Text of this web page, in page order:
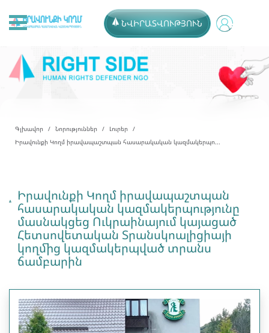
ՆՎԻՐԱՏՎՈՒԹՅՈՒՆ
Գլխավոր Նորություններ
Լուրեր
Իրավունքի Կողմ իրավապաշտպան հասարակական կազմակերպո...
Իրավունքի Կողմ իրավապաշտպան
հասարակական կազմակերպությունը
մասնակցեց Ուկրաինայում կայացած
Հետսովետական Տրանսկոալիցիայի
կողմից կազմակերպված տրանս
ճամբարին